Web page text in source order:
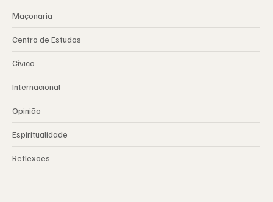
Maçonaria
Centro de Estudos
Cívico
Internacional
Opinião
Espiritualidade
Reflexões